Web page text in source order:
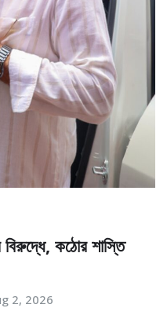
বিরুদ্ধে, কঠোর শাস্তি
2, 2026